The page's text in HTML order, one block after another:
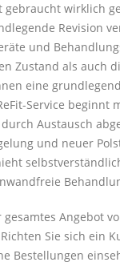
wirklich
Revision
und
Zustand als auch
eine
Service
Austausch
und neuer
Angebot
Sie sich ein
Bestellungen